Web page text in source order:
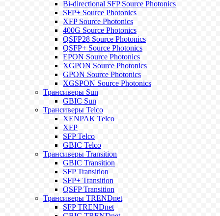
Bi-directional SFP Source Photonics
SFP+ Source Photonics
XFP Source Photonics
400G Source Photonics
QSFP28 Source Photonics
QSFP+ Source Photonics
EPON Source Photonics
XGPON Source Photonics
GPON Source Photonics
XGSPON Source Photonics
Трансиверы Sun
GBIC Sun
Трансиверы Telco
XENPAK Telco
XFP
SFP Telco
GBIC Telco
Трансиверы Transition
GBIC Transition
SFP Transition
SFP+ Transition
QSFP Transition
Трансиверы TRENDnet
SFP TRENDnet